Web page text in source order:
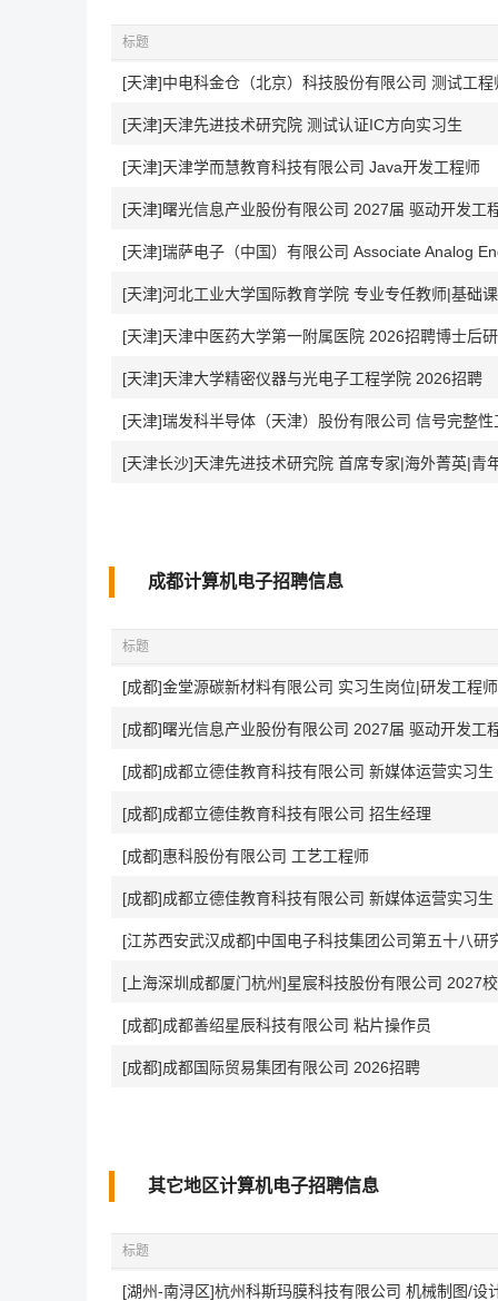
标题
[天津]中电科金仓（北京）科技股份有限公司 测试工
[天津]天津先进技术研究院 测试认证IC方向实习生
[天津]天津学而慧教育科技有限公司 Java开发工程师
[天津]曙光信息产业股份有限公司 2027届 驱动开发工
[天津]瑞萨电子（中国）有限公司 Associate Analog
[天津]河北工业大学国际教育学院 专业专任教师|基础
[天津]天津中医药大学第一附属医院 2026招聘博士后
[天津]天津大学精密仪器与光电子工程学院 2026招聘
[天津]瑞发科半导体（天津）股份有限公司 信号完整性
[天津长沙]天津先进技术研究院 首席专家|海外菁英|青
成都计算机电子招聘信息
标题
[成都]金堂源碳新材料有限公司 实习生岗位|研发工程师
[成都]曙光信息产业股份有限公司 2027届 驱动开发工
[成都]成都立德佳教育科技有限公司 新媒体运营实习生
[成都]成都立德佳教育科技有限公司 招生经理
[成都]惠科股份有限公司 工艺工程师
[成都]成都立德佳教育科技有限公司 新媒体运营实习生
[江苏西安武汉成都]中国电子科技集团公司第五十八研
[上海深圳成都厦门杭州]星宸科技股份有限公司 2027
[成都]成都善绍星辰科技有限公司 粘片操作员
[成都]成都国际贸易集团有限公司 2026招聘
其它地区计算机电子招聘信息
标题
[湖州-南浔区]杭州科斯玛膜科技有限公司 机械制图/设